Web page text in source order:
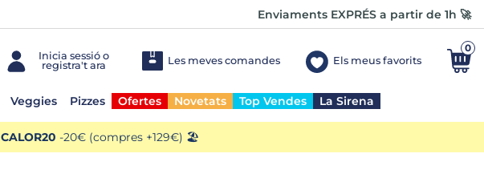
Enviaments EXPRÉS a partir de 1h 🚀
Les meves comandes Els meus favorits
0
Veggies Pizzes Ofertes Novetats Top Vendes La Sirena
CALOR20 -20€ (compres +129€) 🏖️